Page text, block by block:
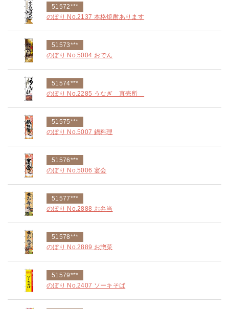
51572***
のぼり No.2137 本格焼酎あります
51573***
のぼり No.5004 おでん
51574***
のぼり No.2285 うなぎ 直売所
51575***
のぼり No.5007 鍋料理
51576***
のぼり No.5006 宴会
51577***
のぼり No.2888 お弁当
51578***
のぼり No.2889 お惣菜
51579***
のぼり No.2407 ソーキそば